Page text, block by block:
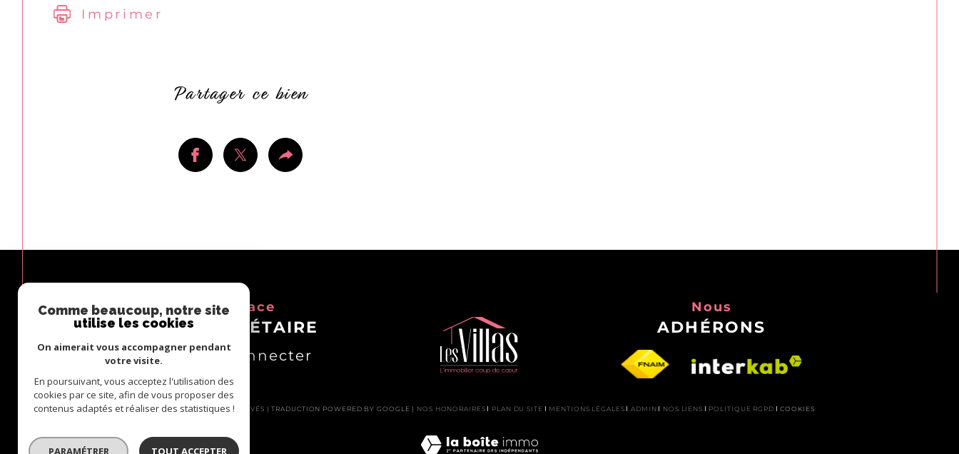
Imprimer
Partager ce bien
Espace
PROPRIÉTAIRE
Se connecter
Nous
ADHÉRONS
© 2026 | TOUS DROITS RÉSERVÉS | TRADUCTION POWERED BY GOOGLE | NOS HONORAIRES PLAN DU SITE MENTIONS LÉGALES ADMIN NOS LIENS POLITIQUE RGPD COOKIES
Comme beaucoup, notre site
utilise les cookies
On aimerait vous accompagner pendant
votre visite.
En poursuivant, vous acceptez l'utilisation des
cookies par ce site, afin de vous proposer des
contenus adaptés et réaliser des statistiques !
PARAMÉTRER TOUT ACCEPTER